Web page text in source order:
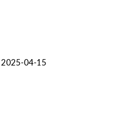
2025-04-15